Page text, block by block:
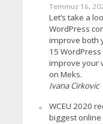
Temmuz 16,
Let’s take a
WordPress
improve both
15
improve your
on Meks.
Ivana Cirkovic
WCEU 2020
biggest